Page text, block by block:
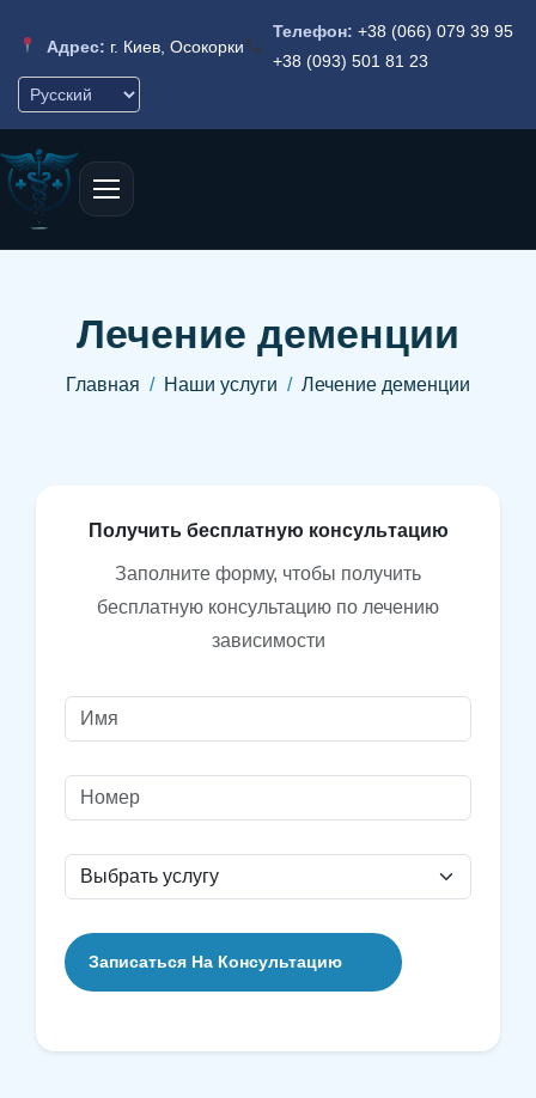
Адрес: г. Киев, Осокорки
Телефон: +38 (066) 079 39 95
+38 (093) 501 81 23
Лечение деменции
Главная Наши услуги Лечение деменции
Получить бесплатную консультацию
Заполните форму, чтобы получить
бесплатную консультацию по лечению
зависимости